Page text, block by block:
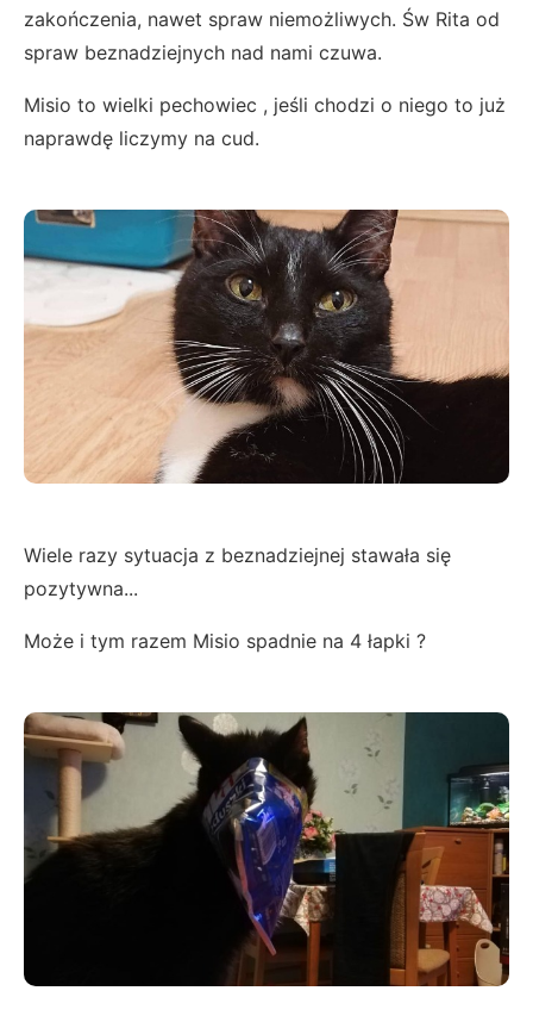
zakończenia, nawet spraw niemożliwych. Św Rita od
spraw beznadziejnych nad nami czuwa.
Misio to wielki pechowiec , jeśli chodzi o niego to już
naprawdę liczymy na cud.
Wiele razy sytuacja z beznadziejnej stawała się
pozytywna...
Może i tym razem Misio spadnie na 4 łapki ?